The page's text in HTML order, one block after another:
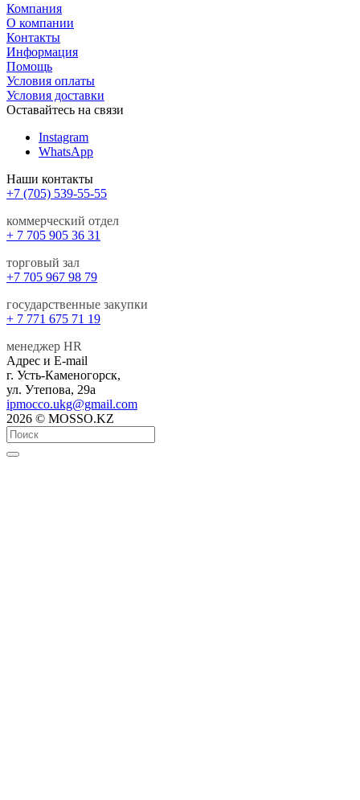
Компания
О компании
Контакты
Информация
Помощь
Условия оплаты
Условия доставки
Оставайтесь на связи
Instagram
WhatsApp
Наши контакты
+7 (705) 539-55-55
коммерческий отдел
+ 7 705 905 36 31
торговый зал
+7 705 967 98 79
государственные закупки
+ 7 771 675 71 19
менеджер HR
Адрес и E-mail
г. Усть-Каменогорск,
ул. Утепова, 29а
ipmocco.ukg@gmail.com
2026 © MOSSO.KZ